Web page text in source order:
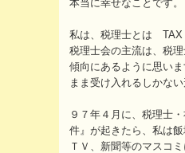
本当に幸せなことです。
私は、税理士とは TAX
税理士会の主流は、税
傾向にあるように思い
まま受け入れるしかな
９７年４月に、税理士
件』が起きたら、私は
ＴＶ、新聞等のマスコ